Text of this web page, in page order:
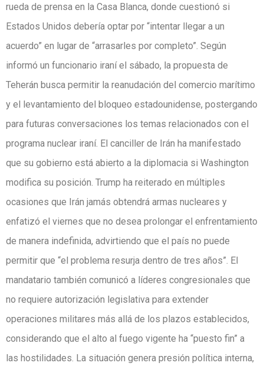
rueda de prensa en la Casa Blanca, donde cuestionó si
Estados Unidos debería optar por “intentar llegar a un
acuerdo” en lugar de “arrasarles por completo”. Según
informó un funcionario iraní el sábado, la propuesta de
Teherán busca permitir la reanudación del comercio marítimo
y el levantamiento del bloqueo estadounidense, postergando
para futuras conversaciones los temas relacionados con el
programa nuclear iraní. El canciller de Irán ha manifestado
que su gobierno está abierto a la diplomacia si Washington
modifica su posición. Trump ha reiterado en múltiples
ocasiones que Irán jamás obtendrá armas nucleares y
enfatizó el viernes que no desea prolongar el enfrentamiento
de manera indefinida, advirtiendo que el país no puede
permitir que “el problema resurja dentro de tres años”. El
mandatario también comunicó a líderes congresionales que
no requiere autorización legislativa para extender
operaciones militares más allá de los plazos establecidos,
considerando que el alto al fuego vigente ha “puesto fin” a
las hostilidades. La situación genera presión política interna,